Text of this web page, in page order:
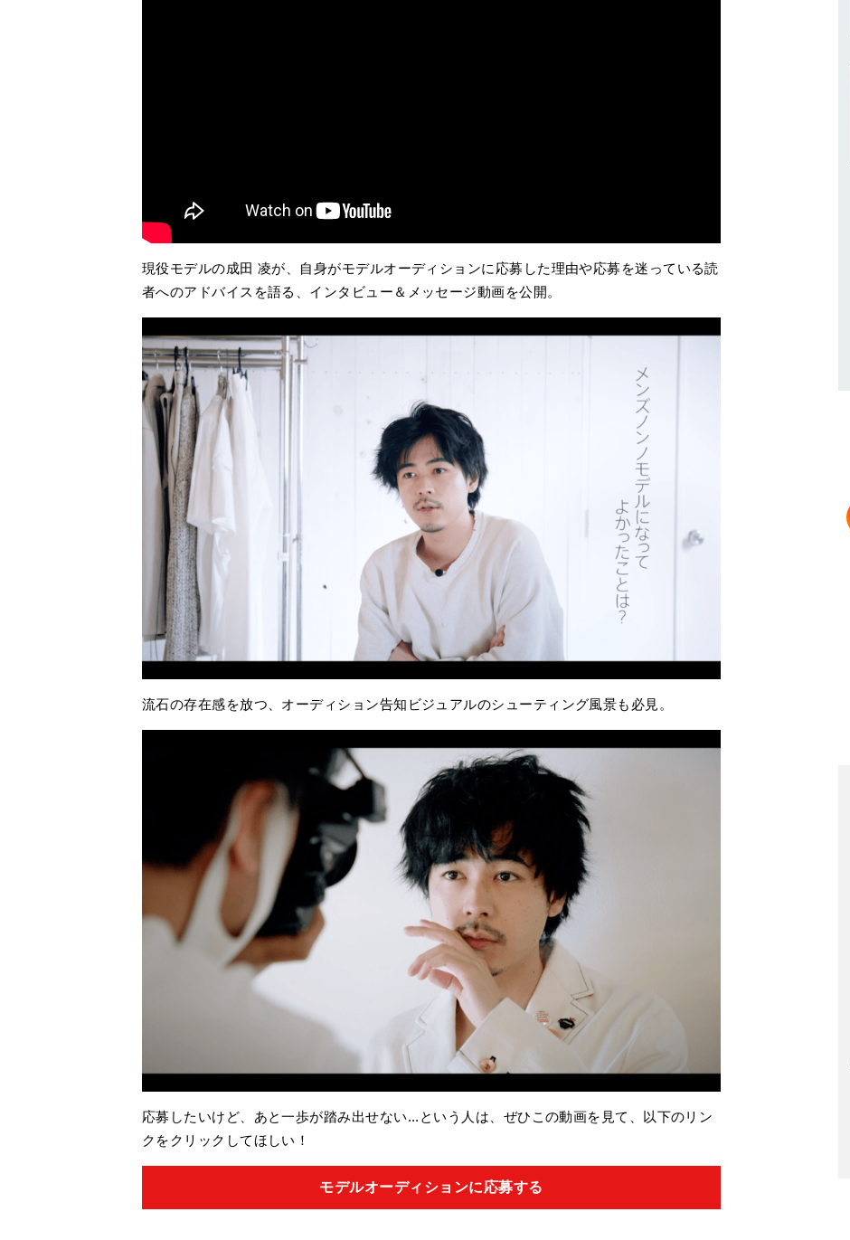
現役モデルの成田 凌が、自身がモデルオーディションに応募した理由や応募を迷っている読
者へのアドバイスを語る、インタビュー＆メッセージ動画を公開。
流石の存在感を放つ、オーディション告知ビジュアルのシューティング風景も必見。
応募したいけど、あと一歩が踏み出せない...という人は、ぜひこの動画を見て、以下のリン
クをクリックしてほしい！
モデルオーディションに応募する